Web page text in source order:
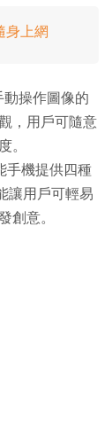
身上網
動操作圖像的
，用戶可隨意
。
手機提供四種
讓用戶可輕易
創意。